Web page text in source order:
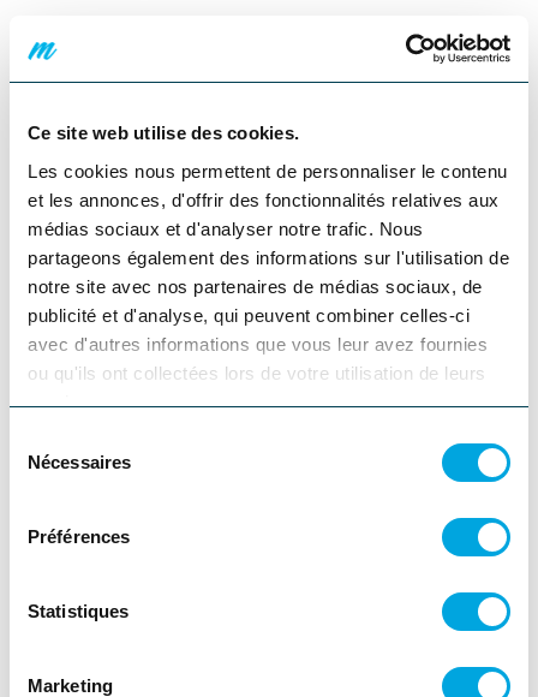
Ce site web utilise des cookies.
Les cookies nous permettent de personnaliser le contenu
et les annonces, d'offrir des fonctionnalités relatives aux
médias sociaux et d'analyser notre trafic. Nous
partageons également des informations sur l'utilisation de
notre site avec nos partenaires de médias sociaux, de
publicité et d'analyse, qui peuvent combiner celles-ci
avec d'autres informations que vous leur avez fournies
ou qu'ils ont collectées lors de votre utilisation de leurs
services.
Nécessaires
Préférences
Statistiques
Marketing
Infolettre
English
Fermer
Go
Accueil
Services motoneige
Partager Facebook Twitter Pinterest Courriel
Voir la galerie d'images
Précédent Suivant Fermer
Pourvoirie Auberge La
services
Sainte-Émélie-de-L'Énergie